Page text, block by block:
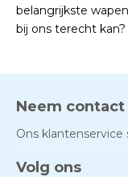
belangrijkste
bij ons terecht kan?
Neem contact
Ons klantenservice
Volg ons